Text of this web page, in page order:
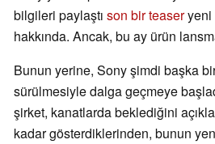
bilgileri paylaştı son bir teaseryeni
hakkında. Ancak, bu ay ürün
Bunun yerine, Sony şimdi başka
sürülmesiyle dalga geçmeye
şirket, kanatlarda beklediğini
kadar gösterdiklerinden, bunun